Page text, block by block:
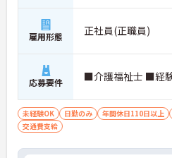
雇用形態 正社員(正職員)
応募要件 ■介護福祉士 ■経
未経験OK 日勤のみ 年間休日110日以上
交通費支給